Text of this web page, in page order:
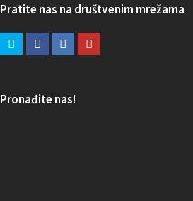
Pratite nas na društvenim mrežama
Pronađite nas!